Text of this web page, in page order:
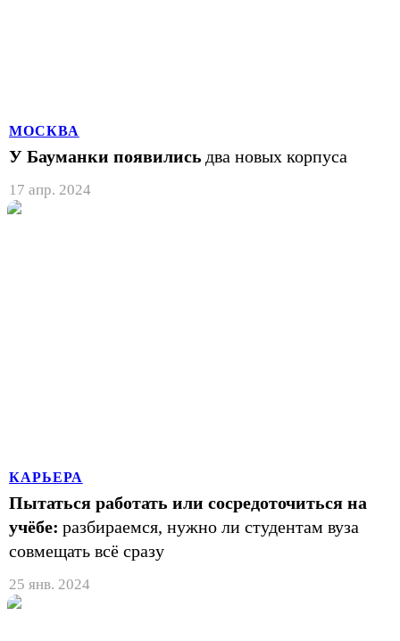
МОСКВА
У Бауманки появились два новых корпуса
17 апр. 2024
КАРЬЕРА
Пытаться работать или сосредоточиться на
учёбе: разбираемся, нужно ли студентам вуза
совмещать всё сразу
25 янв. 2024